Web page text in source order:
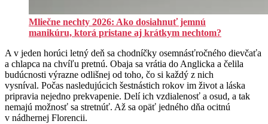
Mliečne nechty 2026: Ako dosiahnuť jemnú
manikúru, ktorá pristane aj krátkym nechtom?
A v jeden horúci letný deň sa chodníčky osemnásťročného dievčaťa
a chlapca na chvíľu pretnú. Obaja sa vrátia do Anglicka a čelila
budúcnosti výrazne odlišnej od toho, čo si každý z nich
vysníval. Počas nasledujúcich šestnástich rokov im život a láska
pripravia nejedno prekvapenie. Delí ich vzdialenosť a osud, a tak
nemajú možnosť sa stretnúť. Až sa opäť jedného dňa ocitnú
v nádhernej Florencii.